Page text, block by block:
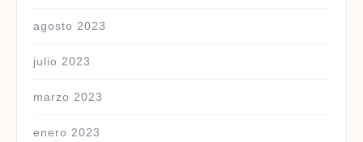
agosto 2023
julio 2023
marzo 2023
enero 2023